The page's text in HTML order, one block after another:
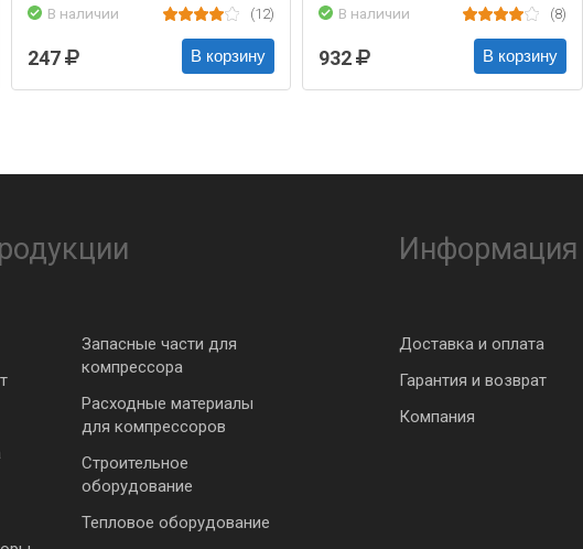
В наличии (12)
247 В корзину
В наличии (8)
932 В корзину
Запасные части для
компрессора
Расходные материалы
для компрессоров
Строительное
оборудование
Тепловое оборудование
Информация
Доставка и оплата
Гарантия и возврат
Компания